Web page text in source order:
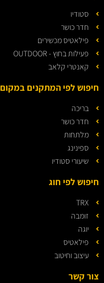
סטודיו
חדר כושר
פילאטיס מכשירים
פעילות בחוץ - OUTDOOR
קאנטרי קלאב
חיפוש לפי המתקנים במקום
בריכה
חדר כושר
מלתחות
ספינינג
שיעורי סטודיו
חיפוש לפי חוג
TRX
זומבה
יוגה
פילאטיס
עיצוב וחיטוב
צור קשר